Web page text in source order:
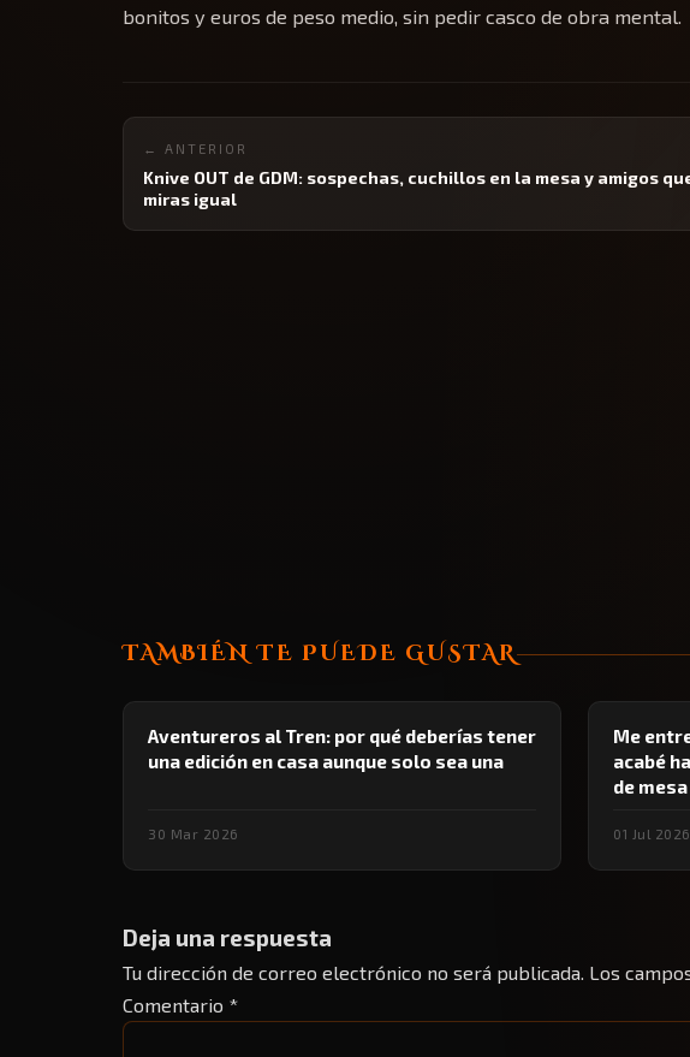
bonitos y euros de peso medio, sin pedir casco de obra mental.
← ANTERIOR
Knive OUT de GDM: sospechas, cuchillos en la mesa y amigos
miras igual
TAMBIÉN TE PUEDE GUSTAR
Aventureros al Tren: por qué deberías tener
una edición en casa aunque solo sea una
30 Mar 2026
Me
acabé
de mesa
01 Jul 2026
Deja una respuesta
Tu dirección de correo electrónico no será publicada. Los
Comentario *